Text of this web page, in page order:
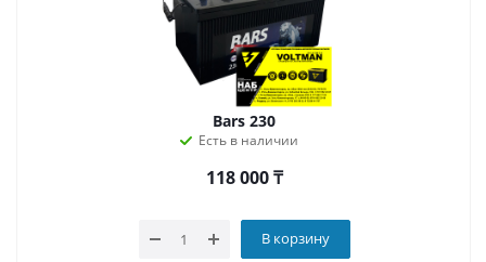
Bars 230
Есть в наличии
118 000₸
В корзину